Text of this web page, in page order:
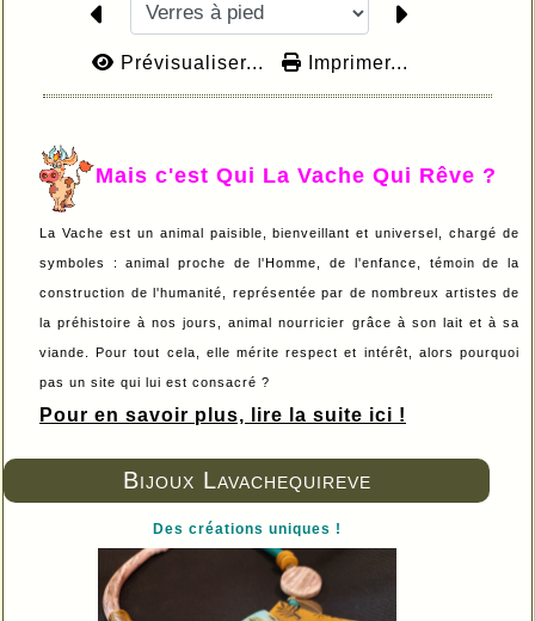
Bijoux Lavachequireve
Des créations uniques !
Prévisualiser... Imprimer...
Mais c'est Qui La Vache Qui Rêve ?
La Vache est un animal paisible, bienveillant et universel, chargé de
symboles : animal proche de l'Homme, de l'enfance, témoin de la
construction de l'humanité, représentée par de nombreux artistes de
la préhistoire à nos jours, animal nourricier grâce à son lait et à sa
viande. Pour tout cela, elle mérite respect et intérêt, alors pourquoi
pas un site qui lui est consacré ?
Pour en savoir plus, lire la suite ici !